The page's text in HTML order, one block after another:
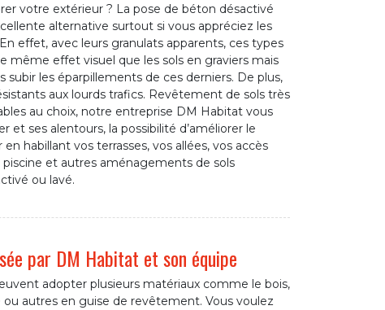
votre extérieur ? La pose de béton désactivé
alternative surtout si vous appréciez les
effet, avec leurs granulats apparents, ces types
même effet visuel que les sols en graviers mais
subir les éparpillements de ces derniers. De plus,
aux lourds trafics. Revêtement de sols très
au choix, notre entreprise DM Habitat vous
et ses alentours, la possibilité d’améliorer le
habillant vos terrasses, vos allées, vos accès
piscine et autres aménagements de sols
ou lavé.
par DM Habitat et son équipe
adopter plusieurs matériaux comme le bois,
autres en guise de revêtement. Vous voulez